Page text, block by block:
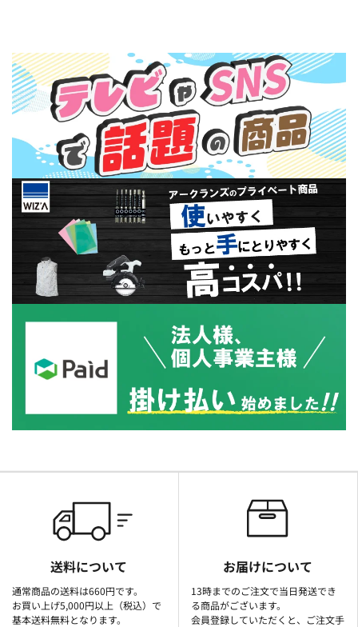
送料について
通常商品の送料は660円です。
お買い上げ5,000円以上（税込）で
基本送料無料となります。
お届けについて
13時までのご注文で当日発送でき
る商品がございます。
会員登録していただくと、ご注文手